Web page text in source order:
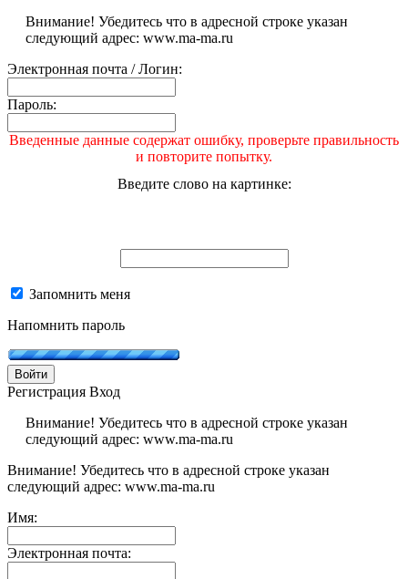
Внимание! Убедитесь что в адресной строке указан
следующий адрес: www.ma-ma.ru
Электронная почта / Логин:
Пароль:
Введенные данные содержат ошибку, проверьте правильность
и повторите попытку.
Введите слово на картинке:
Запомнить меня
Напомнить пароль
Войти
Регистрация Вход
Внимание! Убедитесь что в адресной строке указан
следующий адрес: www.ma-ma.ru
Внимание! Убедитесь что в адресной строке указан
следующий адрес: www.ma-ma.ru
Имя:
Электронная почта: